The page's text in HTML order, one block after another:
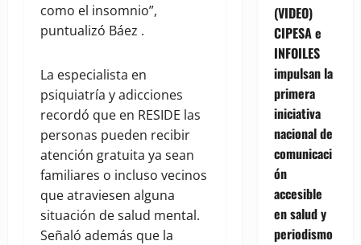
como el insomnio”,
puntualizó Báez .
La especialista en
psiquiatría y adicciones
recordó que en RESIDE las
personas pueden recibir
atención gratuita ya sean
familiares o incluso vecinos
que atraviesen alguna
situación de salud mental.
Señaló además que la
(VIDEO)
CIPESA e
INFOILES
impulsan la
primera
iniciativa
nacional de
comunicaci
ón
accesible
en salud y
periodismo